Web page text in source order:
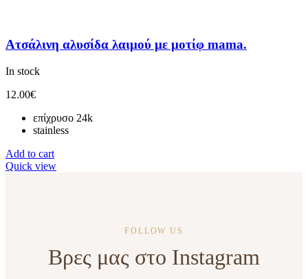
Ατσάλινη αλυσίδα λαιμού με μοτίφ mama.
In stock
12.00€
επίχρυσο 24k
stainless
Add to cart
Quick view
FOLLOW US
Βρες μας στο Instagram